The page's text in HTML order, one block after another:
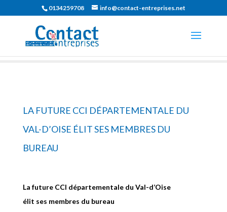
0134259708 info@contact-entreprises.net
LA FUTURE CCI DÉPARTEMENTALE DU
VAL-D’OISE ÉLIT SES MEMBRES DU
BUREAU
La future CCI départementale du Val-d’Oise
élit ses membres du bureau